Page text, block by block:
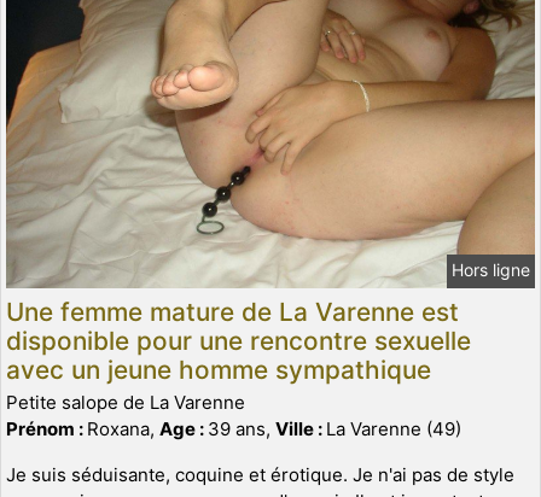
Hors ligne
Une femme mature de La Varenne est
disponible pour une rencontre sexuelle
avec un jeune homme sympathique
Petite salope de La Varenne
Prénom : Roxana, Age : 39 ans, Ville : La Varenne (49)
Je suis séduisante, coquine et érotique. Je n'ai pas de style